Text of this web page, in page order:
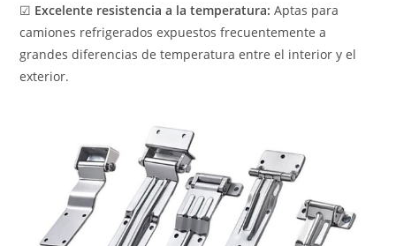
☑ Excelente resistencia a la temperatura: Aptas para
camiones refrigerados expuestos frecuentemente a
grandes diferencias de temperatura entre el interior y el
exterior.